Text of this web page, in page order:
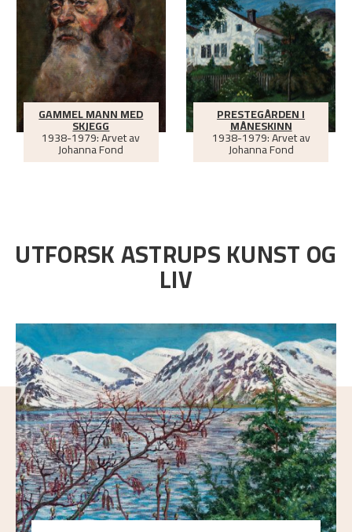
GAMMEL MANN MED
SKJEGG
1938-1979: Arvet av
Johanna Fond
PRESTEGÅRDEN I
MÅNESKINN
1938-1979: Arvet av
Johanna Fond
UTFORSK ASTRUPS KUNST OG
LIV